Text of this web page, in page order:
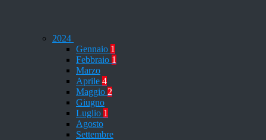
2024
Gennaio 1
Febbraio 1
Marzo
Aprile 4
Maggio 2
Giugno
Luglio 1
Agosto
Settembre